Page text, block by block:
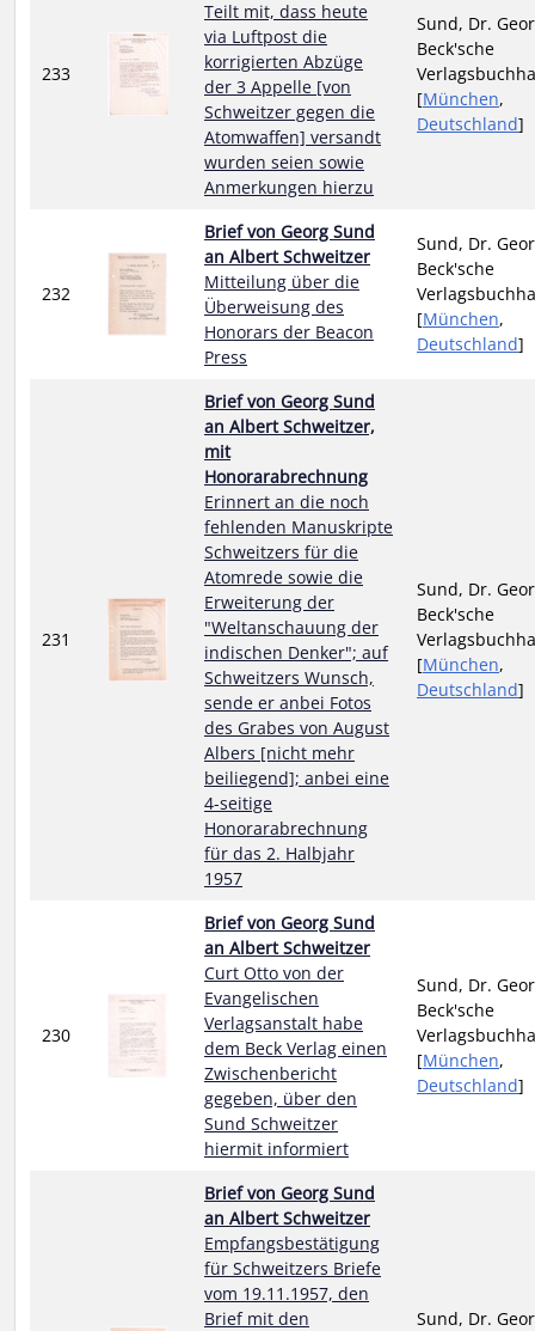
233
Teilt mit, dass heute
via Luftpost die
korrigierten Abzüge
der 3 Appelle [von
Schweitzer gegen die
Atomwaffen] versandt
wurden seien sowie
Anmerkungen hierzu
Sund, Dr.
Beck'sche
[München,
Deutschland]
232
Brief von Georg Sund
an Albert Schweitzer
Mitteilung über die
Überweisung des
Honorars der Beacon
Press
Sund, Dr.
Beck'sche
[München,
Deutschland]
231
Brief von Georg Sund
an Albert Schweitzer,
mit
Honorarabrechnung
Erinnert an die noch
fehlenden Manuskripte
Schweitzers für die
Atomrede sowie die
Erweiterung der
"Weltanschauung der
indischen Denker"; auf
Schweitzers Wunsch,
sende er anbei Fotos
des Grabes von August
Albers [nicht mehr
beiliegend]; anbei eine
4-seitige
Honorarabrechnung
für das 2. Halbjahr
1957
Sund, Dr.
Beck'sche
[München,
Deutschland]
230
Brief von Georg Sund
an Albert Schweitzer
Curt Otto von der
Evangelischen
Verlagsanstalt habe
dem Beck Verlag einen
Zwischenbericht
gegeben, über den
Sund Schweitzer
hiermit informiert
Sund, Dr.
Beck'sche
[München,
Deutschland]
Brief von Georg Sund
an Albert Schweitzer
Empfangsbestätigung
für Schweitzers Briefe
vom 19.11.1957, den
Brief mit den
Sund, Dr.